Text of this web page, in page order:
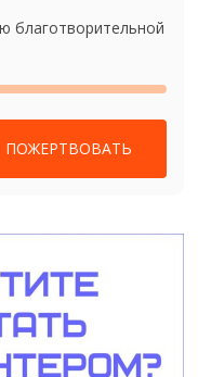
благотворительной
ПОЖЕРТВОВАТЬ